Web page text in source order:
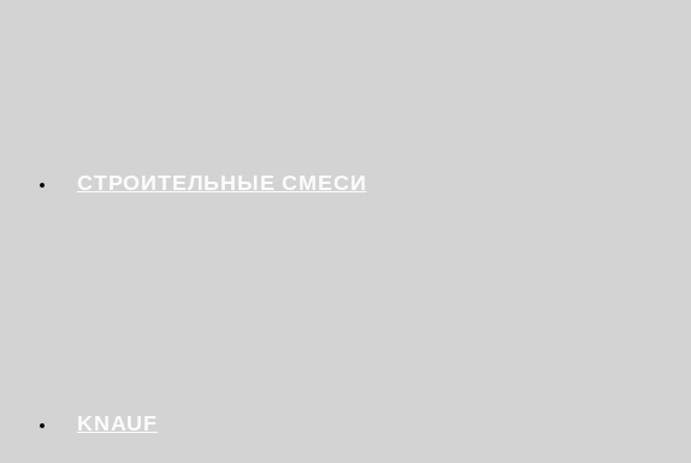
СТРОИТЕЛЬНЫЕ СМЕСИ
KNAUF